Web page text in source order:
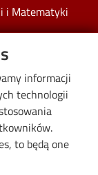
informacji
technologii
to będą one
i Matematyki
Środowiska